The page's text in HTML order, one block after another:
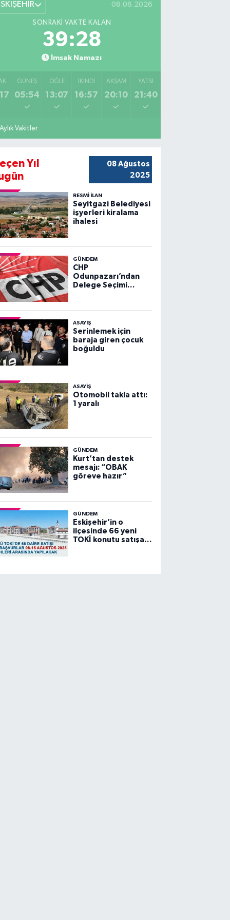
08.08.2026
SONRAKI VAKTE KALAN
39:27
İmsak Namazı
GÜNEŞ
05:54
ÖĞLE
13:07
İKINDI
16:57
AKŞAM
20:10
YATSI
21:40
Aylık Vakitler
Yıl
08 Ağustos
2025
RESMİ İLAN
Seyitgazi Belediyesi
işyerleri kiralama
ihalesi
GÜNDEM
CHP
Odunpazarı’ndan
Delege Seçimi
ASAYİŞ
Serinlemek için
baraja giren çocuk
boğuldu
ASAYİŞ
Otomobil takla attı:
1 yaralı
GÜNDEM
Kurt’tan destek
mesajı: “OBAK
göreve hazır”
GÜNDEM
Eskişehir’in o
ilçesinde 66 yeni
TOKİ konutu satışa